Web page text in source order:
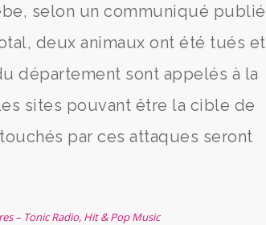
selon un communiqué publié
deux animaux ont été tués et
département sont appelés à la
sites pouvant être la cible de
par ces attaques seront
– Tonic Radio, Hit & Pop Music